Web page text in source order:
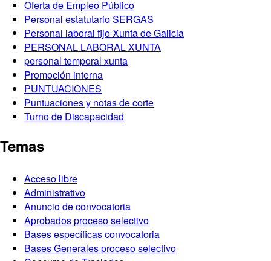
Oferta de Empleo Público
Personal estatutario SERGAS
Personal laboral fijo Xunta de Galicia
PERSONAL LABORAL XUNTA
personal temporal xunta
Promoción interna
PUNTUACIONES
Puntuaciones y notas de corte
Turno de Discapacidad
Temas
Acceso libre
Administrativo
Anuncio de convocatoria
Aprobados proceso selectivo
Bases específicas convocatoria
Bases Generales proceso selectivo